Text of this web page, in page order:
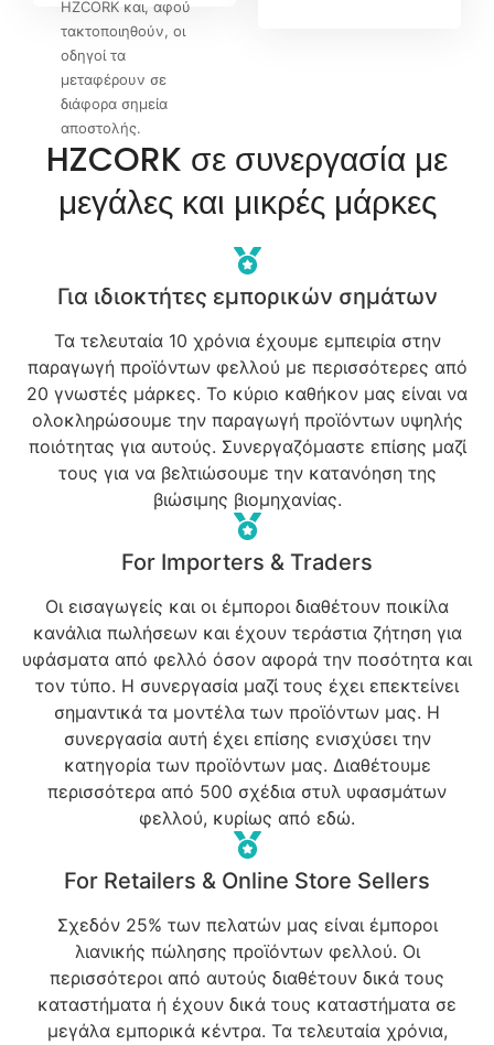
HZCORK και, αφού
τακτοποιηθούν, οι
οδηγοί τα
μεταφέρουν σε
διάφορα σημεία
αποστολής.
HZCORK σε συνεργασία με
μεγάλες και μικρές μάρκες
Για ιδιοκτήτες εμπορικών σημάτων
Τα τελευταία 10 χρόνια έχουμε εμπειρία στην
παραγωγή προϊόντων φελλού με περισσότερες από
20 γνωστές μάρκες. Το κύριο καθήκον μας είναι να
ολοκληρώσουμε την παραγωγή προϊόντων υψηλής
ποιότητας για αυτούς. Συνεργαζόμαστε επίσης μαζί
τους για να βελτιώσουμε την κατανόηση της
βιώσιμης βιομηχανίας.
For Importers & Traders
Οι εισαγωγείς και οι έμποροι διαθέτουν ποικίλα
κανάλια πωλήσεων και έχουν τεράστια ζήτηση για
υφάσματα από φελλό όσον αφορά την ποσότητα και
τον τύπο. Η συνεργασία μαζί τους έχει επεκτείνει
σημαντικά τα μοντέλα των προϊόντων μας. Η
συνεργασία αυτή έχει επίσης ενισχύσει την
κατηγορία των προϊόντων μας. Διαθέτουμε
περισσότερα από 500 σχέδια στυλ υφασμάτων
φελλού, κυρίως από εδώ.
For Retailers & Online Store Sellers
Σχεδόν 25% των πελατών μας είναι έμποροι
λιανικής πώλησης προϊόντων φελλού. Οι
περισσότεροι από αυτούς διαθέτουν δικά τους
καταστήματα ή έχουν δικά τους καταστήματα σε
μεγάλα εμπορικά κέντρα. Τα τελευταία χρόνια,